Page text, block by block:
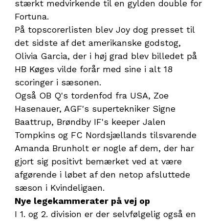
stærkt medvirkende til en gylden double for
Fortuna.
På topscorerlisten blev Joy dog presset til
det sidste af det amerikanske godstog,
Olivia Garcia, der i høj grad blev billedet på
HB Køges vilde forår med sine i alt 18
scoringer i sæsonen.
Også OB Q's tordenfod fra USA, Zoe
Hasenauer, AGF's supertekniker Signe
Baattrup, Brøndby IF's keeper Jalen
Tompkins og FC Nordsjællands tilsvarende
Amanda Brunholt er nogle af dem, der har
gjort sig positivt bemærket ved at være
afgørende i løbet af den netop afsluttede
sæson i Kvindeligaen.
Nye legekammerater på vej op
I 1. og 2. division er der selvfølgelig også en